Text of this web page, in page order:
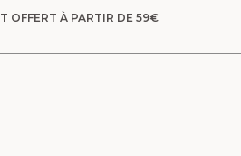
OFFERT À PARTIR DE 59€